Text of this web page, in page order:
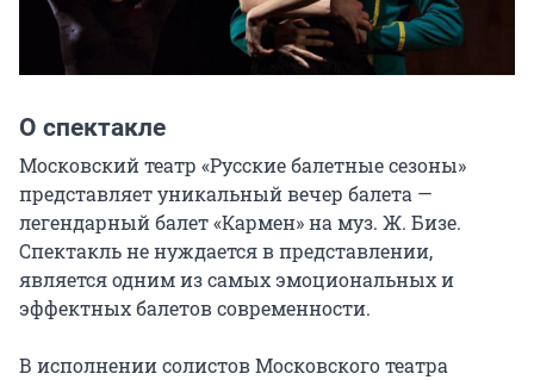
О спектакле
Московский театр «Русские балетные сезоны»
представляет уникальный вечер балета —
легендарный балет «Кармен» на муз. Ж. Бизе.
Спектакль не нуждается в представлении,
является одним из самых эмоциональных и
эффектных балетов современности.
В исполнении солистов Московского театра